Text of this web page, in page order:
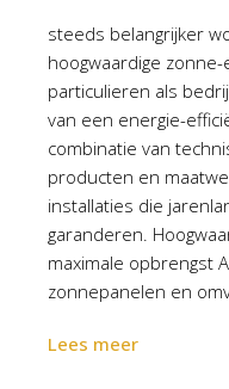
steeds belangrijker
hoogwaardige
particulieren als
van een energie-
combinatie van
producten en
installaties die
garanderen.
maximale opbrengst
zonnepanelen en
Lees meer